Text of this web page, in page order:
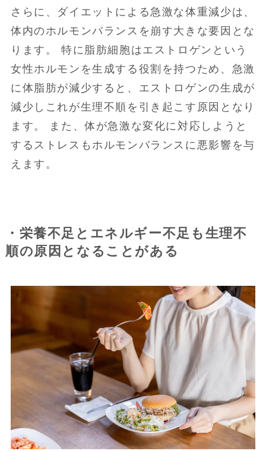
さらに、ダイエットによる急激な体重減少は、
体内のホルモンバランスを崩す大きな要因とな
ります。 特に脂肪細胞はエストロゲンという
女性ホルモンを生成する役割を持つため、急激
に体脂肪が減少すると、エストロゲンの生成が
減少しこれが生理不順を引き起こす原因となり
ます。 また、体が急激な変化に対応しようと
するストレスもホルモンバランスに悪影響を与
えます。
・栄養不足とエネルギー不足も生理不
順の原因となることがある